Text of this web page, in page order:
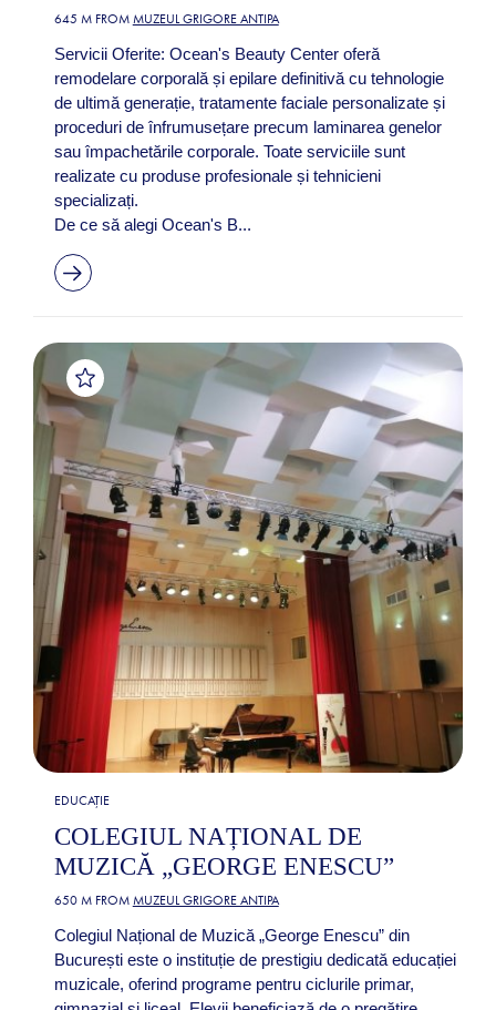
645 M FROM MUZEUL GRIGORE ANTIPA
Servicii Oferite: Ocean's Beauty Center oferă
remodelare corporală și epilare definitivă cu tehnologie
de ultimă generație, tratamente faciale personalizate și
proceduri de înfrumusețare precum laminarea genelor
sau împachetările corporale. Toate serviciile sunt
realizate cu produse profesionale și tehnicieni
specializați.
De ce să alegi Ocean's B...
EDUCAȚIE
COLEGIUL NAȚIONAL DE
MUZICĂ „GEORGE ENESCU”
650 M FROM MUZEUL GRIGORE ANTIPA
Colegiul Național de Muzică „George Enescu” din
București este o instituție de prestigiu dedicată educației
muzicale, oferind programe pentru ciclurile primar,